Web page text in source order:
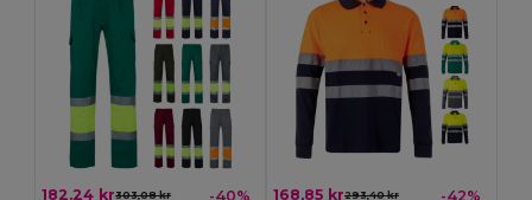
182,24 kr303,08 kr -40% 168,85 kr293,40 kr -42%